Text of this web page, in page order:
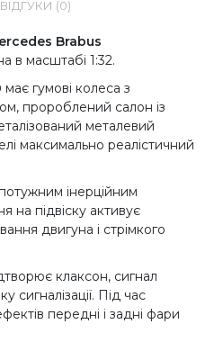
ВІДГУКИ (0)
Brabus
в масштабі 1:32.
має гумові колеса з
пророблений салон із
металевий
максимально реалістичний
інерційним
на підвіску активує
двигуна і стрімкого
клаксон, сигнал
сигналізації. Під час
передні і задні фари